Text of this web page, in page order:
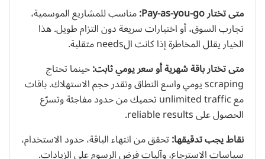
متى تختار Pay-as-you-go:
مناسب للمشاريع الموسمية،
تجارب السوق، أو اختبارات سريعة دون التزام طويل. هذا
الخيار يقلل المخاطرة إذا كانت الneeds متقلبة.
متى تختار باقة شهرية أو سعر يومي ثابت:حينما تحتاج
scraping يومي واسع النطاق وتقدر حجم الاستهلاك. باقات
مع unlimited traffic تحميك من حدود مفاجئة وتسرّع
الحصول على reliable results.
نقاط يجب تدقيقها:تحقق من انتهاء الباقة، حدود الاستخدام،